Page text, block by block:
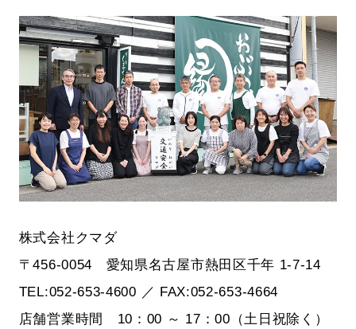
株式会社クマダ
〒456-0054 愛知県名古屋市熱田区千年 1-7-14
TEL:052-653-4600 ／ FAX:052-653-4664
店舗営業時間 10：00 ～ 17：00（土日祝除く）